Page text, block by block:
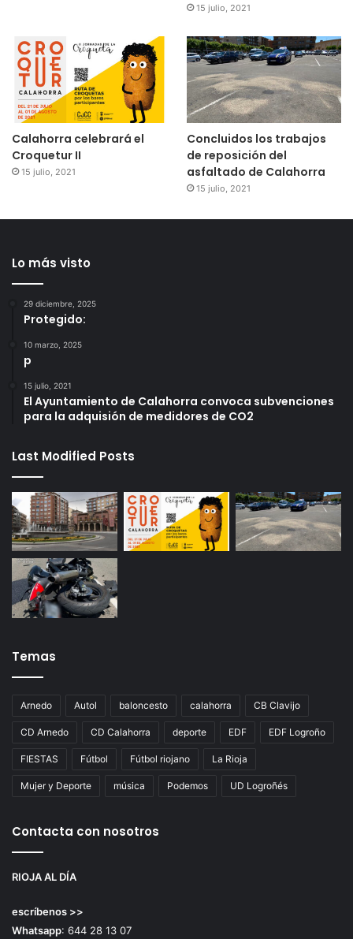
15 julio, 2021
Calahorra celebrará el
Croquetur II
15 julio, 2021
Concluidos los trabajos
de reposición del
asfaltado de Calahorra
15 julio, 2021
Lo más visto
29 diciembre, 2025
Protegido:
10 marzo, 2025
p
15 julio, 2021
El Ayuntamiento de Calahorra convoca subvenciones
para la adquisión de medidores de CO2
Last Modified Posts
Temas
Arnedo Autol baloncesto calahorra CB Clavijo
CD Arnedo CD Calahorra deporte EDF EDF Logroño
FIESTAS Fútbol Fútbol riojano La Rioja
Mujer y Deporte música Podemos UD Logroñés
Contacta con nosotros
RIOJA AL DÍA
escríbenos >>
Whatsapp: 644 28 13 07